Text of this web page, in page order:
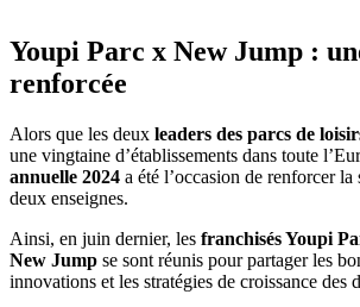
Youpi Parc x New Jump :
renforcée
Alors que les deux leaders des parcs de
une vingtaine d’établissements dans toute
annuelle 2024 a été l’occasion de renforcer la
deux enseignes.
Ainsi, en juin dernier, les franchisés Youpi
New Jump se sont réunis pour partager les
innovations et les stratégies de croissance des